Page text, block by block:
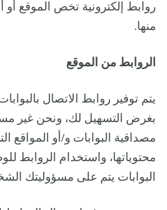
روابط إلكترونية تخص الموقع
منها.
الروابط من الموقع
يتم توفير روابط الاتصال
بغرض التسهيل لك، ونحن غير
مصداقية البوابات و/أو المواقع
محتوياتها، واستخدام الروابط
البوابات يتم على مسؤوليتك